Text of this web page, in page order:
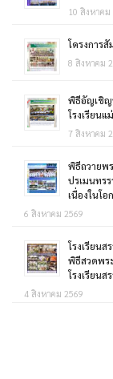
10 สิงหาคม
โครงการ
8 สิงหาคม
พิธีอัญเชิญ
โรงเรียนแ
7 สิงหาคม
พิธีถวายพ
ปรเมนทร
เนื่องในโ
6 สิงหาคม 2569
โรงเรียน
พิธีสวดพร
โรงเรียน
4 สิงหาคม 2569